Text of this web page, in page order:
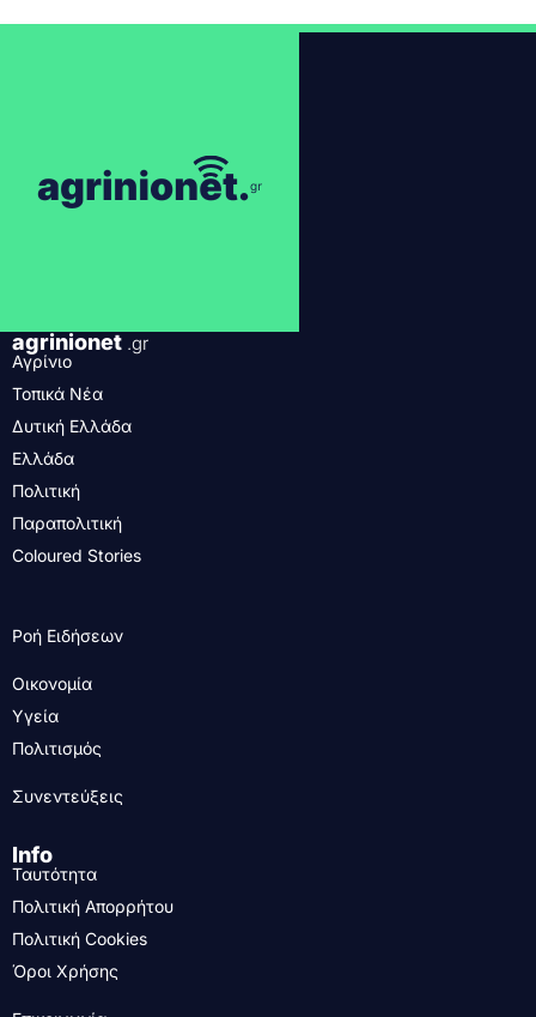
agrinionet .gr
Αγρίνιο
Τοπικά Νέα
Δυτική Ελλάδα
Ελλάδα
Πολιτική
Παραπολιτική
Coloured Stories
Ροή Ειδήσεων
Οικονομία
Υγεία
Πολιτισμός
Συνεντεύξεις
Info
Ταυτότητα
Πολιτική Απορρήτου
Πολιτική Cookies
Όροι Χρήσης